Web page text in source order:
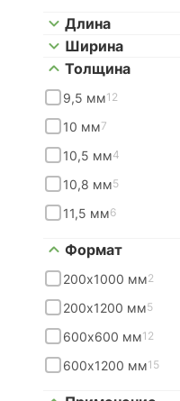
Длина
Ширина
Толщина
9,5 мм12
10 мм7
10,5 мм4
10,8 мм5
11,5 мм6
Формат
200х1000 мм2
200х1200 мм5
600х600 мм12
600х1200 мм15